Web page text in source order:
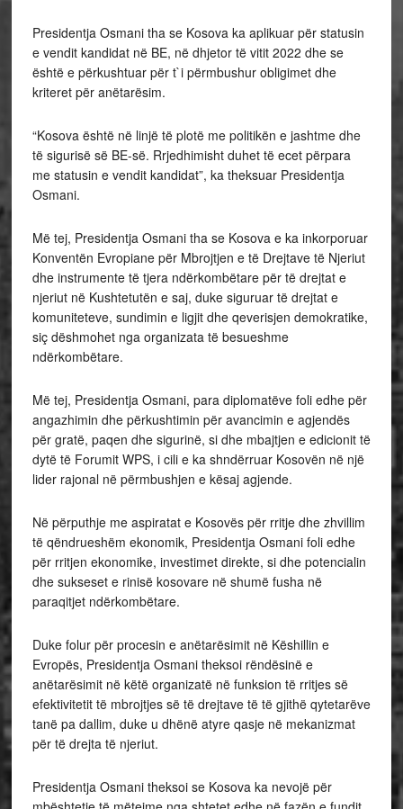
Presidentja Osmani tha se Kosova ka aplikuar për statusin
e vendit kandidat në BE, në dhjetor të vitit 2022 dhe se
është e përkushtuar për t`i përmbushur obligimet dhe
kriteret për anëtarësim.
“Kosova është në linjë të plotë me politikën e jashtme dhe
të sigurisë së BE-së. Rrjedhimisht duhet të ecet përpara
me statusin e vendit kandidat”, ka theksuar Presidentja
Osmani.
Më tej, Presidentja Osmani tha se Kosova e ka inkorporuar
Konventën Evropiane për Mbrojtjen e të Drejtave të Njeriut
dhe instrumente të tjera ndërkombëtare për të drejtat e
njeriut në Kushtetutën e saj, duke siguruar të drejtat e
komuniteteve, sundimin e ligjit dhe qeverisjen demokratike,
siç dëshmohet nga organizata të besueshme
ndërkombëtare.
Më tej, Presidentja Osmani, para diplomatëve foli edhe për
angazhimin dhe përkushtimin për avancimin e agjendës
për gratë, paqen dhe sigurinë, si dhe mbajtjen e edicionit të
dytë të Forumit WPS, i cili e ka shndërruar Kosovën në një
lider rajonal në përmbushjen e kësaj agjende.
Në përputhje me aspiratat e Kosovës për rritje dhe zhvillim
të qëndrueshëm ekonomik, Presidentja Osmani foli edhe
për rritjen ekonomike, investimet direkte, si dhe potencialin
dhe sukseset e rinisë kosovare në shumë fusha në
paraqitjet ndërkombëtare.
Duke folur për procesin e anëtarësimit në Këshillin e
Evropës, Presidentja Osmani theksoi rëndësinë e
anëtarësimit në këtë organizatë në funksion të rritjes së
efektivitetit të mbrojtjes së të drejtave të të gjithë qytetarëve
tanë pa dallim, duke u dhënë atyre qasje në mekanizmat
për të drejta të njeriut.
Presidentja Osmani theksoi se Kosova ka nevojë për